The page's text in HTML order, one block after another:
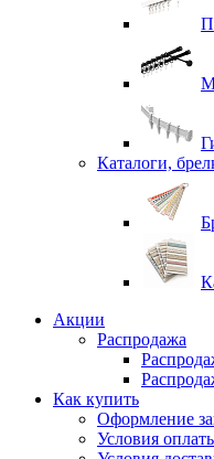
Каталоги,
Акции
Распродажа
Как купить
Оформление
Условия